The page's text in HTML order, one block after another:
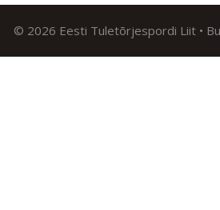
© 2026 Eesti Tuletõrjespordi Liit•